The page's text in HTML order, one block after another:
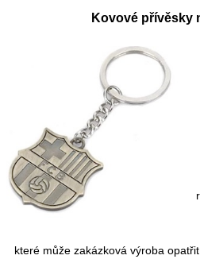
Kovové přívěsky
které může zakázková výroba